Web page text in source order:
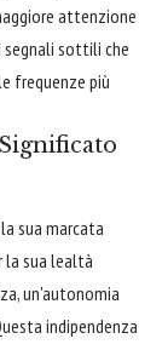
attenzione
segnali sottili che
frequenze più
sua marcata
la sua lealtà
un'autonomia
indipendenza